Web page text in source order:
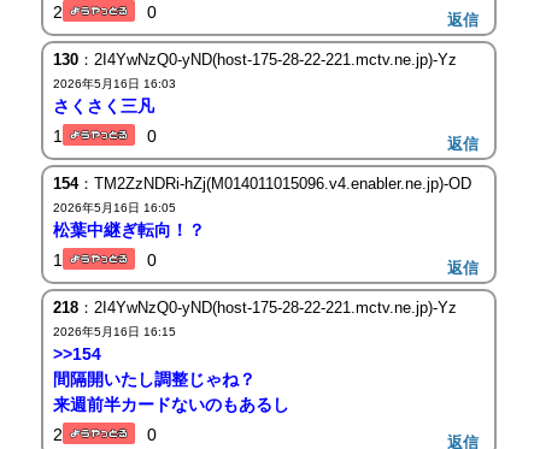
2
0 返信
130：2I4YwNzQ0-yND(host-175-28-22-221.mctv.ne.jp)-Yz
2026年5月16日 16:03
さくさく三凡
1
0 返信
154：TM2ZzNDRi-hZj(M014011015096.v4.enabler.ne.jp)-OD
2026年5月16日 16:05
松葉中継ぎ転向！？
1
0 返信
218：2I4YwNzQ0-yND(host-175-28-22-221.mctv.ne.jp)-Yz
2026年5月16日 16:15
>>154
間隔開いたし調整じゃね？
来週前半カードないのもあるし
2
0 返信